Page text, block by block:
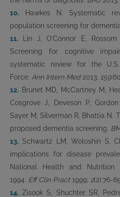
10. Hawkes N. Systematic
population screening for
11. Lin J, O’Connor E,
Screening for cognitive
systematic review for the
Force. Ann Intern Med2013; 159
12. Brunet MD, McCartney M,
Cosgrove J, Deveson P,
Sayer M, Silverman R, Bhattia N.
proposed dementia screening.
13. Schwartz LM, Woloshin S.
implications for disease
National Health and Nutrition
1994. Eff Clin Pract1999; 2(2):76-85
14. Zisook S, Shuchter SR,